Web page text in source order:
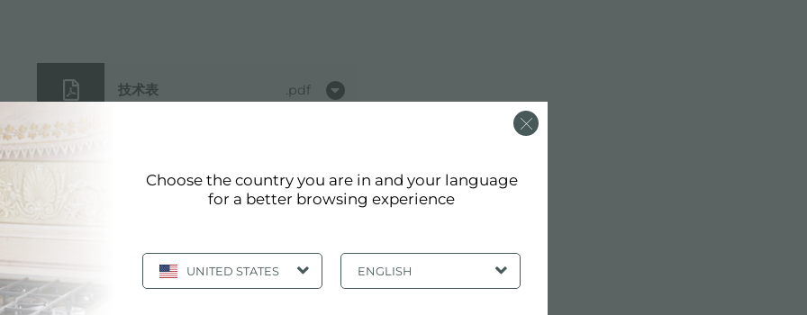
技术表 pdf
Choose the country you are in and your language
for a better browsing experience
UNITED STATES ENGLISH